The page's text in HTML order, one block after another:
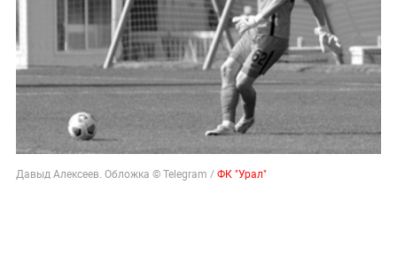
Давыд Алексеев. Обложка © Telegram /ФК "Урал"